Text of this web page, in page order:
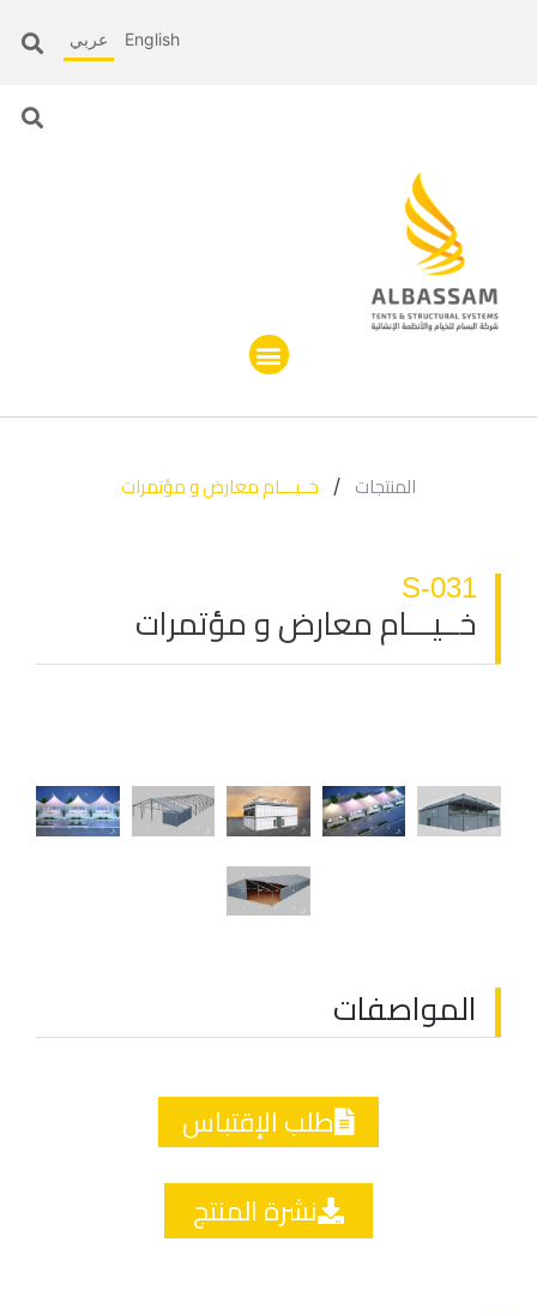
English عربي
المنتجات / خــيـــام معارض و مؤتمرات
S-031
خــيـــام معارض و مؤتمرات
المواصفات
طلب الإقتباس
نشرة المنتج